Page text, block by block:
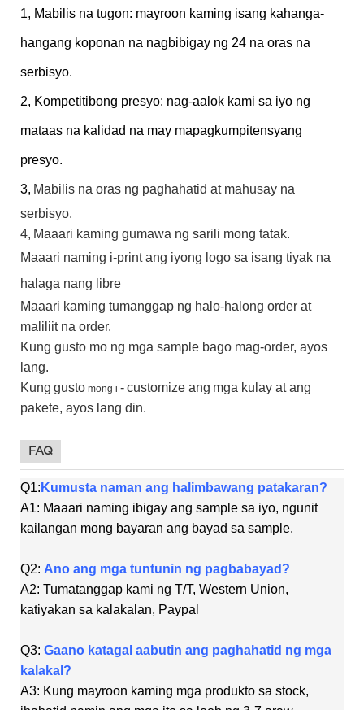
1, Mabilis na tugon: mayroon kaming isang kahanga-
hangang koponan na nagbibigay ng 24 na oras na
serbisyo.
2, Kompetitibong presyo: nag-aalok kami sa iyo ng
mataas na kalidad na may mapagkumpitensyang
presyo.
3, Mabilis na oras ng paghahatid at mahusay na
serbisyo.
4, Maaari kaming gumawa ng sarili mong tatak.
Maaari naming i-print ang iyong logo sa isang tiyak na
halaga nang libre
Maaari kaming tumanggap ng halo-halong order at
maliliit na order.
Kung gusto mo ng mga sample bago mag-order, ayos
lang.
Kung gusto mong i -customize ang mga kulay at ang
pakete, ayos lang din.
FAQ
Q1: Kumusta naman ang halimbawang patakaran?
A1: Maaari naming ibigay ang sample sa iyo, ngunit
kailangan mong bayaran ang bayad sa sample.
Q2: Ano ang mga tuntunin ng pagbabayad?
A2: Tumatanggap kami ng T/T, Western Union,
katiyakan sa kalakalan, Paypal
Q3: Gaano katagal aabutin ang paghahatid ng mga
kalakal?
A3: Kung mayroon kaming mga produkto sa stock,